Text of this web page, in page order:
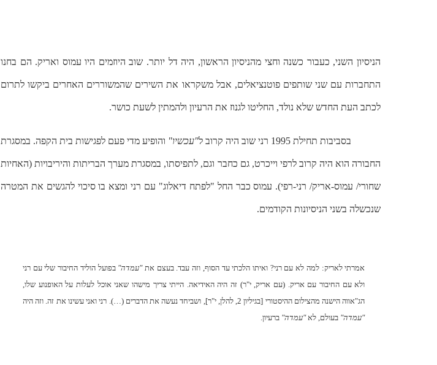
הניסיון השני, כעבור כשנה וחצי מהניסיון הראשון, היה דל יותר. שוב היוזמים היו עמוס ואריק. הם בחנו
התחברות עם שני שותפים פוטנציאלים, אבל משקראו את השירים שהמשוררים האחרים ביקשו לתרום
לכתב העת החדש שלא נולד, החליטו לגנוז את הרעיון ולהמתין לשעת כושר.
בסביבות תחילת 1995 רני שוב היה קרוב ל "עכשיו" והופיע מדי פעם לפגישות בית הקפה. במסגרת
החבורה הוא היה קרוב לרפי וייכרט, גם כחבר וגם, לתפיסתו, במסגרת מערך הבריתות והיריבויות (האחיות
שחורי/ עמוס-אריק/ רני-רפי). עמוס כבר החל "לפתח דיאלוג" עם רני ומצא בו סיכוי להגשים את המטרה
שנכשלה בשני הניסיונות הקודמים.
אמרתי לאריק: למה לא עם רני? ואיתו הלכתי עד הסוף, וזה עבד. בעצם את"עמדה" בפועל הוליד החיבור שלי עם רני
ולא עם החיבור עם אריק. (עם אריק, י"ר) זה היה האידיאה. הייתי צריך מישהו שאני אוכל לעלות על האופנוע שלו,
הג"אווה הישנה מהצילום ההיסטורי [בגיליון 2, להלן, י"ר], ושביחד נעשה את הדברים (…). רני ואני עשינו את זה. וזה היה
"עמדה" בעולם, לא"עמדה" ברעיון.